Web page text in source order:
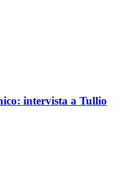
intervista a Tullio